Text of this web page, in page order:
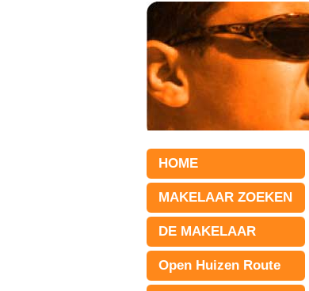
HOME
MAKELAAR ZOEKEN
DE MAKELAAR
Open Huizen Route